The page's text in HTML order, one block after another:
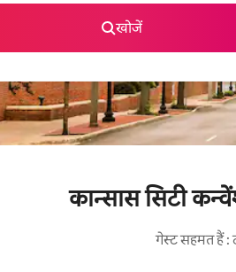
खोजें
कान्सास सिटी
गेस्ट सहमत हैं :